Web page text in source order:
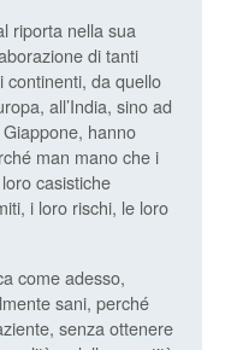
riporta nella sua
di tanti
continenti, da quello
all’India, sino ad
hanno
man mano che i
casistiche
i loro rischi, le loro
come adesso,
sani, perché
senza ottenere